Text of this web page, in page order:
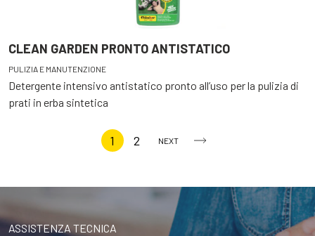
CLEAN GARDEN PRONTO ANTISTATICO
PULIZIA E MANUTENZIONE
Detergente intensivo antistatico pronto all’uso per la pulizia di
prati in erba sintetica
1 2 NEXT
ASSISTENZA TECNICA